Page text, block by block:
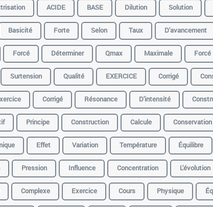
ACIDE BASE Dilution Solution
Basicité Forte Selon Taux D'avancement
Forcé Déterminer Qmax Maximale Forcé
Surtension Qualité EXERCICE Corrigé
Corrigé Résonance D'intensité
Principe Construction Calcule Conservation
Effet Variation Température Équilibre
Pression Influence Concentration L'évolution
Complexe Exercice Cours Physique